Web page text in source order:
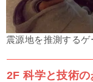
震源地を推測するゲ
2F 科学と技術の